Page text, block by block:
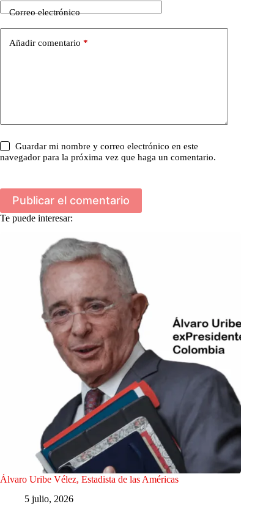
Correo electrónico
Añadir comentario *
Guardar mi nombre y correo electrónico en este
navegador para la próxima vez que haga un comentario.
Publicar el comentario
Te puede interesar:
Álvaro Uribe Vélez, Estadista de las Américas
5 julio, 2026